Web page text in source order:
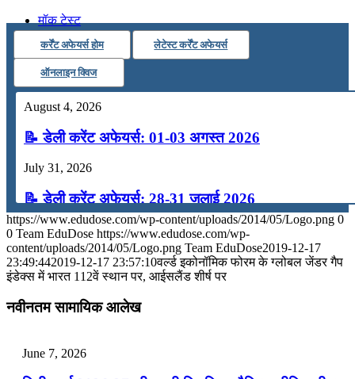
मॉक टेस्ट
टुडेज जीके
Menu Menu
कर्रेंट अफेयर्स होम लेटेस्ट कर्रेंट अफेयर्स
ऑनलाइन क्विज
August 4, 2026
📝 डेली करेंट अफेयर्स: 01-03 अगस्त 2026
July 31, 2026
📝 डेली करेंट अफेयर्स: 28-31 जुलाई 2026
July 28, 2026
📝 डेली करेंट अफेयर्स: 25-27 जुलाई 2026
July 22, 2026
https://www.edudose.com/wp-content/uploads/2014/05/Logo.png 0
0 Team EduDose https://www.edudose.com/wp-
content/uploads/2014/05/Logo.png Team EduDose2019-12-17
23:49:442019-12-17 23:57:10वर्ल्ड इकोनॉमिक फोरम के ग्लोबल जेंडर गैप
इंडेक्स में भारत 112वें स्थान पर, आईसलैंड शीर्ष पर
नवीनतम सामायिक आलेख
June 7, 2026